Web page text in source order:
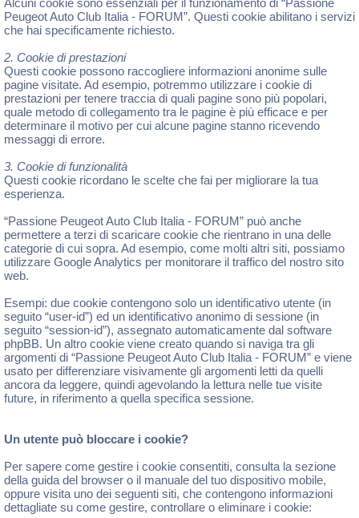
Alcuni cookie sono essenziali per il funzionamento di “Passione
Peugeot Auto Club Italia - FORUM”. Questi cookie abilitano i servizi
che hai specificamente richiesto.
2. Cookie di prestazioni
Questi cookie possono raccogliere informazioni anonime sulle
pagine visitate. Ad esempio, potremmo utilizzare i cookie di
prestazioni per tenere traccia di quali pagine sono più popolari,
quale metodo di collegamento tra le pagine è più efficace e per
determinare il motivo per cui alcune pagine stanno ricevendo
messaggi di errore.
3. Cookie di funzionalità
Questi cookie ricordano le scelte che fai per migliorare la tua
esperienza.
“Passione Peugeot Auto Club Italia - FORUM” può anche
permettere a terzi di scaricare cookie che rientrano in una delle
categorie di cui sopra. Ad esempio, come molti altri siti, possiamo
utilizzare Google Analytics per monitorare il traffico del nostro sito
web.
Esempi: due cookie contengono solo un identificativo utente (in
seguito “user-id”) ed un identificativo anonimo di sessione (in
seguito “session-id”), assegnato automaticamente dal software
phpBB. Un altro cookie viene creato quando si naviga tra gli
argomenti di “Passione Peugeot Auto Club Italia - FORUM” e viene
usato per differenziare visivamente gli argomenti letti da quelli
ancora da leggere, quindi agevolando la lettura nelle tue visite
future, in riferimento a quella specifica sessione.
Un utente può bloccare i cookie?
Per sapere come gestire i cookie consentiti, consulta la sezione
della guida del browser o il manuale del tuo dispositivo mobile,
oppure visita uno dei seguenti siti, che contengono informazioni
dettagliate su come gestire, controllare o eliminare i cookie: